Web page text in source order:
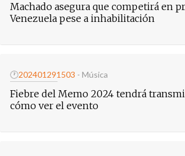
Machado asegura que competirá en
Venezuela pese a inhabilitación
🕐202401291503 - Música
Fiebre del Memo 2024 tendrá
cómo ver el evento